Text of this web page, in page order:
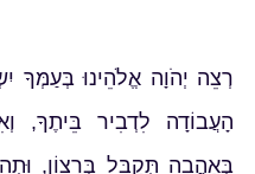
רְצֵה יְהֹוָה אֱלֹהֵינוּ בְּעַמְּךָ
הָעֲבוֹדָה לִדְבִיר בֵּיתֶךָ,
בְּאַהֲבָה תְּקַבֵּל בְּרָצוֹן,